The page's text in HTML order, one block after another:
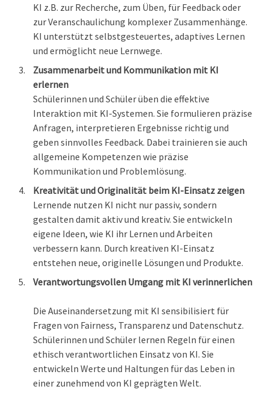
KI z.B. zur Recherche, zum Üben, für Feedback oder
zur Veranschaulichung komplexer Zusammenhänge.
KI unterstützt selbstgesteuertes, adaptives Lernen
und ermöglicht neue Lernwege.
Zusammenarbeit und Kommunikation mit KI
erlernen
Schülerinnen und Schüler üben die effektive
Interaktion mit KI-Systemen. Sie formulieren präzise
Anfragen, interpretieren Ergebnisse richtig und
geben sinnvolles Feedback. Dabei trainieren sie auch
allgemeine Kompetenzen wie präzise
Kommunikation und Problemlösung.
Kreativität und Originalität beim KI-Einsatz zeigen
Lernende nutzen KI nicht nur passiv, sondern
gestalten damit aktiv und kreativ. Sie entwickeln
eigene Ideen, wie KI ihr Lernen und Arbeiten
verbessern kann. Durch kreativen KI-Einsatz
entstehen neue, originelle Lösungen und Produkte.
Verantwortungsvollen Umgang mit KI verinnerlichen
Die Auseinandersetzung mit KI sensibilisiert für
Fragen von Fairness, Transparenz und Datenschutz.
Schülerinnen und Schüler lernen Regeln für einen
ethisch verantwortlichen Einsatz von KI. Sie
entwickeln Werte und Haltungen für das Leben in
einer zunehmend von KI geprägten Welt.